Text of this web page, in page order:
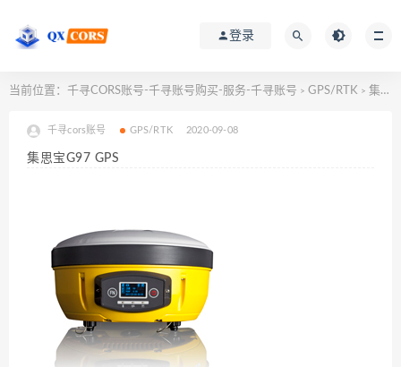
登录
当前位置： 千寻CORS账号-千寻账号购买-服务-千寻账号 > GPS/RTK > 集思宝G97 GPS
千寻cors账号 GPS/RTK 2020-09-08
集思宝G97 GPS